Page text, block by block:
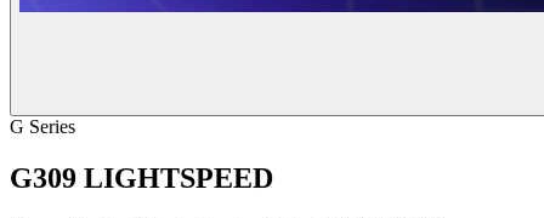
G Series
G309 LIGHTSPEED